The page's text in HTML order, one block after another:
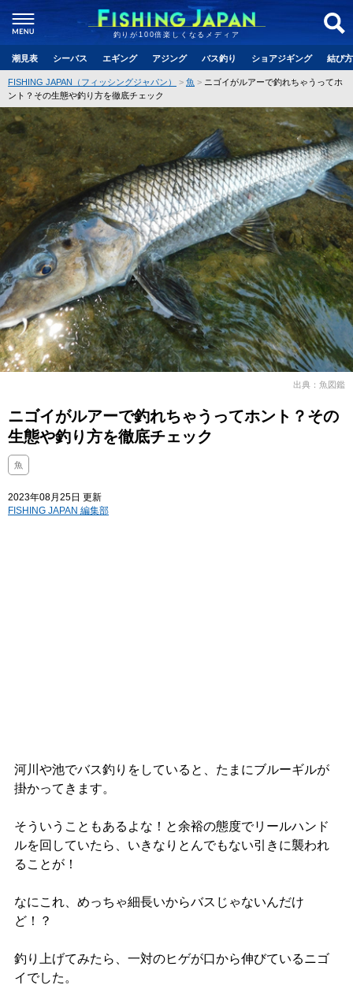
釣りが100倍楽しくなるメディア
潮見表 シーバス エギング アジング バス釣り ショアジギング 結び
FISHING JAPAN（フィッシングジャパン） 魚
ニゴイがルアーで釣れちゃうってホ
ント？その生態や釣り方を徹底チェック
出典：魚図鑑
ニゴイがルアーで釣れちゃうってホント？その
生態や釣り方を徹底チェック
魚
2023年08月25日 更新
FISHING JAPAN 編集部
河川や池でバス釣りをしていると、たまにブルーギルが
掛かってきます。
そういうこともあるよな！と余裕の態度でリールハンド
ルを回していたら、いきなりとんでもない引きに襲われ
ることが！
なにこれ、めっちゃ細長いからバスじゃないんだけ
ど！？
釣り上げてみたら、一対のヒゲが口から伸びているニゴ
イでした。